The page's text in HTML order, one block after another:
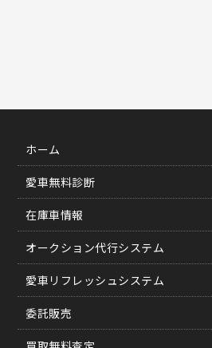
ホーム
愛車無料診断
在庫車情報
オークション代行システム
愛車リフレッシュシステム
委託販売